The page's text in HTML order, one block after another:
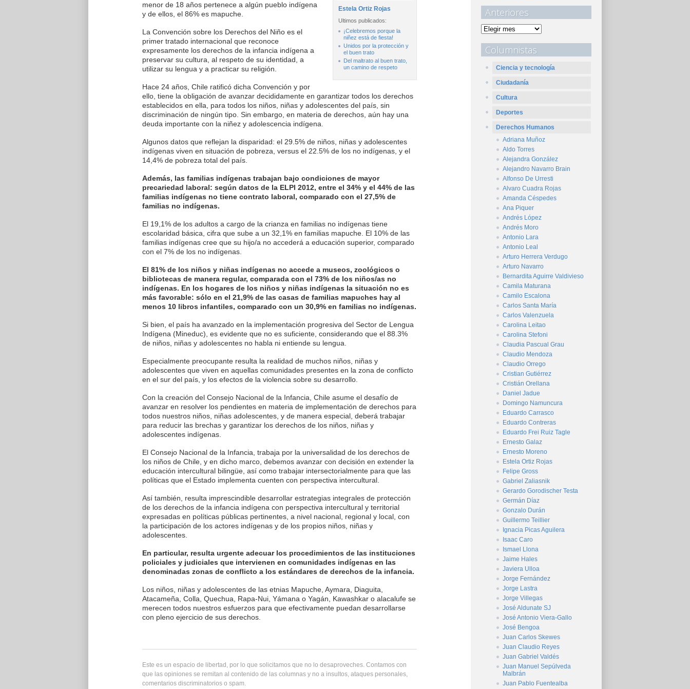
Estela Ortiz Rojas
Ultimos publicados:
¡Celebremos porque la
niñez está de fiesta!
Unidos por la protección y
el buen trato
Del maltrato al buen trato,
un camino de respeto
menor de 18 años pertenece a algún pueblo indígena
y de ellos, el 86% es mapuche.
La Convención sobre los Derechos del Niño es el
primer tratado internacional que reconoce
expresamente los derechos de la infancia indígena a
preservar su cultura, al respeto de su identidad, a
utilizar su lengua y a practicar su religión.
Hace 24 años, Chile ratificó dicha Convención y por
ello, tiene la obligación de avanzar decididamente en garantizar todos los derechos
establecidos en ella, para todos los niños, niñas y adolescentes del país, sin
discriminación de ningún tipo. Sin embargo, en materia de derechos, aún hay una
deuda importante con la niñez y adolescencia indígena.
Algunos datos que reflejan la disparidad: el 29.5% de niños, niñas y adolescentes
indígenas viven en situación de pobreza, versus el 22.5% de los no indígenas, y el
14,4% de pobreza total del país.
Además, las familias indígenas trabajan bajo condiciones de mayor
precariedad laboral: según datos de la ELPI 2012, entre el 34% y el 44% de las
familias indígenas no tiene contrato laboral, comparado con el 27,5% de
familias no indígenas.
El 19,1% de los adultos a cargo de la crianza en familias no indígenas tiene
escolaridad básica, cifra que sube a un 32,1% en familias mapuche. El 10% de las
familias indígenas cree que su hijo/a no accederá a educación superior, comparado
con el 7% de los no indígenas.
El 81% de los niños y niñas indígenas no accede a museos, zoológicos o
bibliotecas de manera regular, comparada con el 73% de los niños/as no
indígenas. En los hogares de los niños y niñas indígenas la situación no es
más favorable: sólo en el 21,9% de las casas de familias mapuches hay al
menos 10 libros infantiles, comparado con un 30,9% en familias no indígenas.
Si bien, el país ha avanzado en la implementación progresiva del Sector de Lengua
Indígena (Mineduc), es evidente que no es suficiente, considerando que el 88.3%
de niños, niñas y adolescentes no habla ni entiende su lengua.
Especialmente preocupante resulta la realidad de muchos niños, niñas y
adolescentes que viven en aquellas comunidades presentes en la zona de conflicto
en el sur del país, y los efectos de la violencia sobre su desarrollo.
Con la creación del Consejo Nacional de la Infancia, Chile asume el desafío de
avanzar en resolver los pendientes en materia de implementación de derechos para
todos nuestros niños, niñas adolescentes, y de manera especial, deberá trabajar
para reducir las brechas y garantizar los derechos de los niños, niñas y
adolescentes indígenas.
El Consejo Nacional de la Infancia, trabaja por la universalidad de los derechos de
los niños de Chile, y en dicho marco, debemos avanzar con decisión en extender la
educación intercultural bilingüe, así como trabajar intersectorialmente para que las
políticas que el Estado implementa cuenten con perspectiva intercultural.
Así también, resulta imprescindible desarrollar estrategias integrales de protección
de los derechos de la infancia indígena con perspectiva intercultural y territorial
expresadas en políticas públicas pertinentes, a nivel nacional, regional y local, con
la participación de los actores indígenas y de los propios niños, niñas y
adolescentes.
En particular, resulta urgente adecuar los procedimientos de las instituciones
policiales y judiciales que intervienen en comunidades indígenas en las
denominadas zonas de conflicto a los estándares de derechos de la infancia.
Los niños, niñas y adolescentes de las etnias Mapuche, Aymara, Diaguita,
Atacameña, Colla, Quechua, Rapa-Nui, Yámana o Yagán, Kawashkar o alacalufe se
merecen todos nuestros esfuerzos para que efectivamente puedan desarrollarse
con pleno ejercicio de sus derechos.
Este es un espacio de libertad, por lo que solicitamos que no lo desaproveches. Contamos con
que las opiniones se remitan al contenido de las columnas y no a insultos, ataques personales,
comentarios discriminatorios o spam.
Anteriores
Columnistas
Ciencia y tecnología
Ciudadanía
Cultura
Deportes
Derechos Humanos
Adriana Muñoz
Aldo Torres
Alejandra González
Alejandro Navarro Brain
Alfonso De Urresti
Alvaro Cuadra Rojas
Amanda Céspedes
Ana Piquer
Andrés López
Andrés Moro
Antonio Lara
Antonio Leal
Arturo Herrera Verdugo
Arturo Navarro
Bernardita Aguirre Valdivieso
Camila Maturana
Camilo Escalona
Carlos Santa María
Carlos Valenzuela
Carolina Leitao
Carolina Stefoni
Claudia Pascual Grau
Claudio Mendoza
Claudio Orrego
Cristian Gutiérrez
Cristián Orellana
Daniel Jadue
Domingo Namuncura
Eduardo Carrasco
Eduardo Contreras
Eduardo Frei Ruiz Tagle
Ernesto Galaz
Ernesto Moreno
Estela Ortiz Rojas
Felipe Gross
Gabriel Zaliasnik
Gerardo Gorodischer Testa
Germán Díaz
Gonzalo Durán
Guillermo Teillier
Ignacia Picas Aguilera
Isaac Caro
Ismael Llona
Jaime Hales
Javiera Ulloa
Jorge Fernández
Jorge Lastra
Jorge Villegas
José Aldunate SJ
José Antonio Viera-Gallo
José Bengoa
Juan Carlos Skewes
Juan Claudio Reyes
Juan Gabriel Valdés
Juan Manuel Sepúlveda
Malbrán
Juan Pablo Fuentealba